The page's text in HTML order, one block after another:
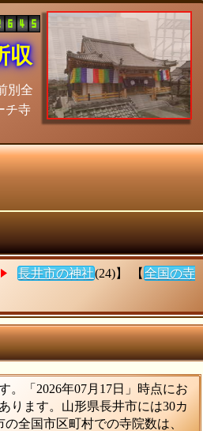
収
別全
チ寺
長井市の神社(24)】 【 全国の寺
。「2026年07月17日」時点にお
ります。山形県長井市には30カ
全国市区町村での寺院数は、